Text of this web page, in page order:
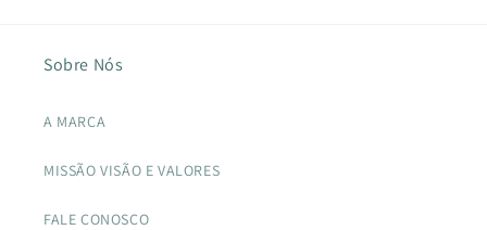
Sobre Nós
A MARCA
MISSÃO VISÃO E VALORES
FALE CONOSCO